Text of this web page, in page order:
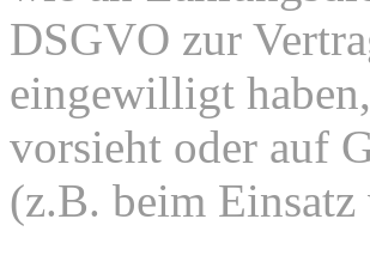
DSGVO zur
eingewilligt
vorsieht oder auf
(z.B. beim